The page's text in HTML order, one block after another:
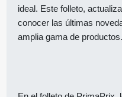
ideal. Este folleto,
conocer las últimas
amplia gama de productos.